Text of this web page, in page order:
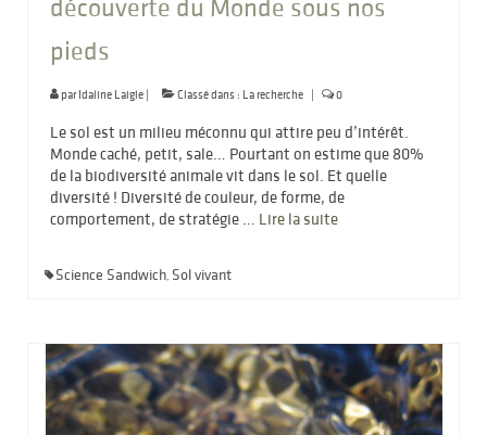
découverte du Monde sous nos
pieds
parIdaline Laigle | Classé dans : La recherche | 0
Le sol est un milieu méconnu qui attire peu d’intérêt.
Monde caché, petit, sale… Pourtant on estime que 80%
de la biodiversité animale vit dans le sol. Et quelle
diversité ! Diversité de couleur, de forme, de
comportement, de stratégie … Lire la suite­­
Science Sandwich, Sol vivant